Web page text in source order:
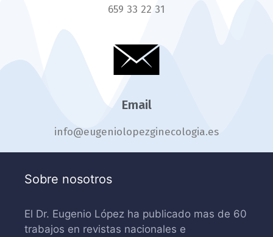
659 33 22 31
Email
info@eugeniolopezginecologia.es
Sobre nosotros
El Dr. Eugenio López ha publicado mas de 60
trabajos en revistas nacionales e